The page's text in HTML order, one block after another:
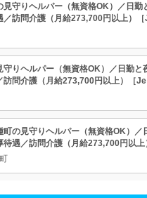
見守りヘルパー（無資格OK）／日勤
訪問介護（月給273,700円以上）［
守りヘルパー（無資格OK）／日勤と
問介護（月給273,700円以上）［Je
町の見守りヘルパー（無資格OK）／
待遇／訪問介護（月給273,700円以上